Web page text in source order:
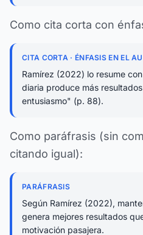
Como cita corta con
CITA CORTA · ÉNFASIS EN EL
Ramírez (2022) lo resume
diaria produce más
entusiasmo" (p. 88).
Como paráfrasis (sin
citando igual):
PARÁFRASIS
Según Ramírez (2022),
genera mejores resultados
motivación pasajera.